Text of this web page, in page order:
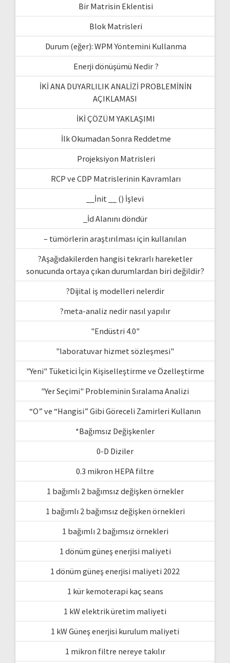
Bir Matrisin Eklentisi
Blok Matrisleri
Durum (eğer): WPM Yöntemini Kullanma
Enerji dönüşümü Nedir ?
İKİ ANA DUYARLILIK ANALİZİ PROBLEMİNİN
AÇIKLAMASI
İKİ ÇÖZÜM YAKLAŞIMI
İlk Okumadan Sonra Reddetme
Projeksiyon Matrisleri
RCP ve CDP Matrislerinin Kavramları
__İnit __ () İşlevi
_İd Alanını döndür
– tümörlerin araştırılması için kullanılan
?Aşağıdakilerden hangisi tekrarlı hareketler
sonucunda ortaya çıkan durumlardan biri değildir?
?Dijital iş modelleri nelerdir
?meta-analiz nedir nasıl yapılır
"Endüstri 4.0"
"laboratuvar hizmet sözleşmesi"
"Yeni" Tüketici İçin Kişiselleştirme ve Özelleştirme
"Yer Seçimi" Probleminin Sıralama Analizi
“O” ve “Hangisi” Gibi Göreceli Zamirleri Kullanın
*Bağımsız Değişkenler
0-D Diziler
0.3 mikron HEPA filtre
1 bağımlı 2 bağımsız değişken örnekler
1 bağımlı 2 bağımsız değişken örnekleri
1 bağımlı 2 bağımsız örnekleri
1 dönüm güneş enerjisi maliyeti
1 dönüm güneş enerjisi maliyeti 2022
1 kür kemoterapi kaç seans
1 kW elektrik üretim maliyeti
1 kW Güneş enerjisi kurulum maliyeti
1 mikron filtre nereye takılır